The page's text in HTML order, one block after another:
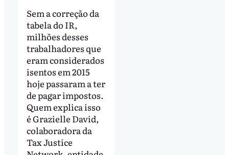
Sem a correção da
tabela do IR,
milhões desses
trabalhadores que
eram considerados
isentos em 2015
hoje passaram a ter
de pagar impostos.
Quem explica isso
é Grazielle David,
colaboradora da
Tax Justice